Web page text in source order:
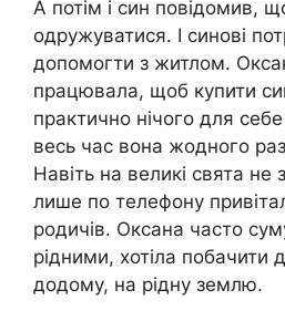
А потім і син повідомив,
одружуватися. І синові
допомогти з житлом.
працювала, щоб купити
практично нічого для
весь час вона жодного
Навіть на великі свята не
лише по телефону
родичів. Оксана часто
рідними, хотіла побачити
додому, на рідну землю.